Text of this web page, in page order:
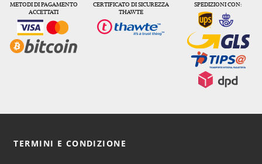
METODI DI PAGAMENTO
ACCETTATI
CERTIFICATO DI SICUREZZA
THAWTE
SPEDIZIONI CON:
TERMINI E CONDIZIONE